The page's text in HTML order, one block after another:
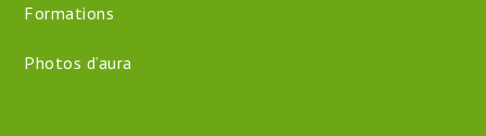
Formations
Photos d’aura